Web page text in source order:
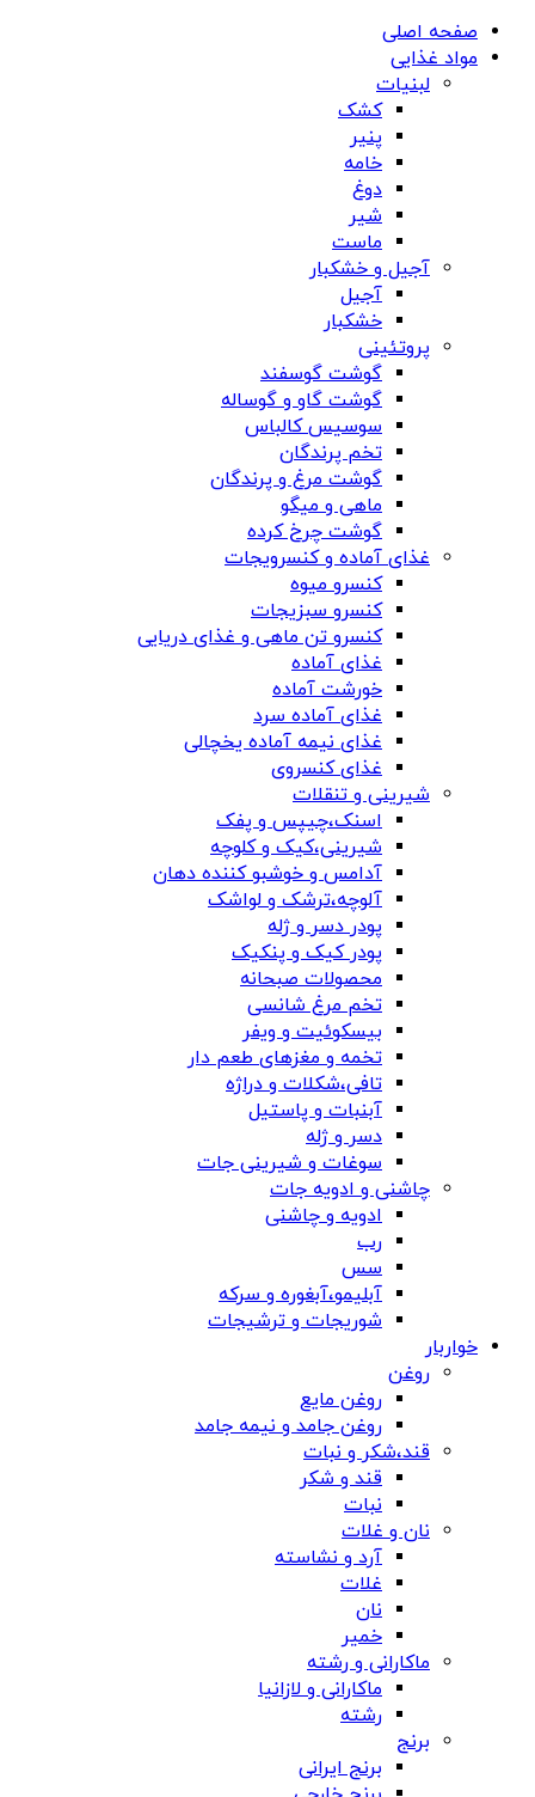
صفحه اصلی
مواد غذایی
لبنیات
کشک
پنیر
خامه
دوغ
شیر
ماست
آجیل و خشکبار
آجیل
خشکبار
پروتئینی
گوشت گوسفند
گوشت گاو و گوساله
سوسیس کالباس
تخم پرندگان
گوشت مرغ و پرندگان
ماهی و میگو
گوشت چرخ کرده
غذای آماده و کنسرویجات
کنسرو میوه
کنسرو سبزیجات
کنسرو تن ماهی و غذای دریایی
غذای آماده
خورشت آماده
غذای آماده سرد
غذای نیمه آماده یخچالی
غذای کنسروی
شیرینی و تنقلات
اسنک،چیپس و پفک
شیرینی،کیک و کلوچه
آدامس و خوشبو کننده دهان
آلوچه،ترشک و لواشک
پودر دسر و ژله
پودر کیک و پنکیک
محصولات صبحانه
تخم مرغ شانسی
بیسکوئیت و ویفر
تخمه و مغزهای طعم دار
تافی،شکلات و دراژه
آبنبات و پاستیل
دسر و ژله
سوغات و شیرینی جات
چاشنی و ادویه جات
ادویه و چاشنی
رب
سس
آبلیمو،آبغوره و سرکه
شوریجات و ترشیجات
خواربار
روغن
روغن مایع
روغن جامد و نیمه جامد
قند،شکر و نبات
قند و شکر
نبات
نان و غلات
آرد و نشاسته
غلات
نان
خمیر
ماکارانی و رشته
ماکارانی و لازانیا
رشته
برنج
برنج ایرانی